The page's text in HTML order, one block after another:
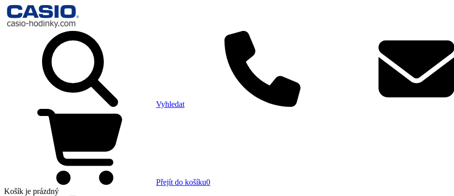
Vyhledat
Přejít do košíku0
Košík je prázdný